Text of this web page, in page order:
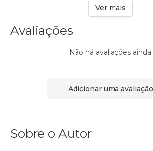
Ver mais
Avaliações
Não há avaliações ainda.
Adicionar uma avaliação
Sobre o Autor